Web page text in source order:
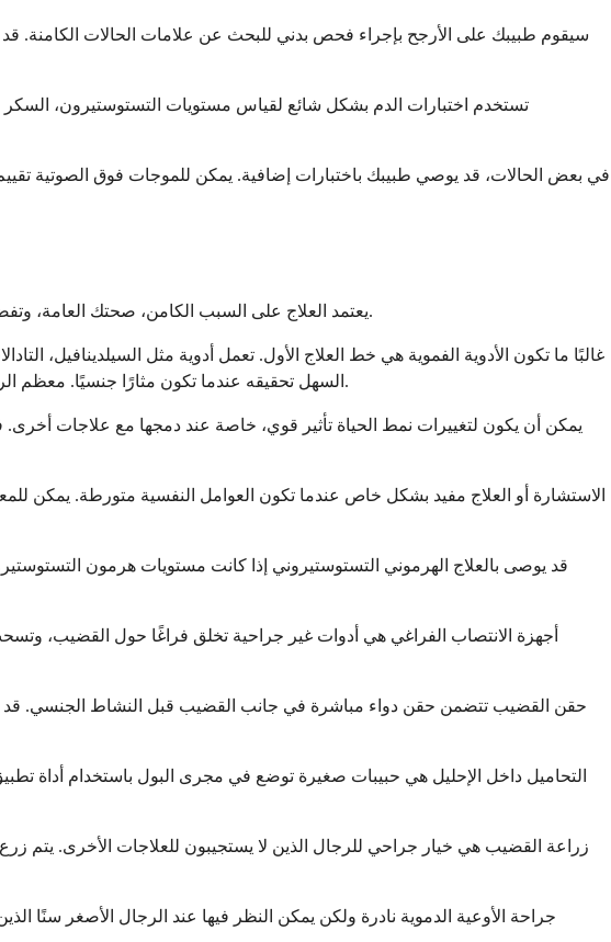
سيقوم طبيبك على الأرجح بإجراء فحص بدني للبحث عن علامات الحالات
تستخدم اختبارات الدم بشكل شائع لقياس مستويات التستوستيرون،
في بعض الحالات، قد يوصي طبيبك باختبارات إضافية. يمكن للموجات فوق الصوتية
يعتمد العلاج على السبب الكامن، صحتك العامة، وتفضيلاتك. الهدف هو استعادة الوظيفة الجنسية وتحسين نوعية حياتك. دعني أستعرض معك أكثر الخيارات شيوعًا وفعالية المتاحة.
غالبًا ما تكون الأدوية الفموية هي خط العلاج الأول. تعمل أدوية مثل السيلدينافيل،
السهل تحقيقه عندما تكون مثارًا جنسيًا. معظم الرجال يتحملون هذه الأدوية بشكل جيد، على الرغم من أنها ليست مناسبة للجميع، خاصة إذا كنت تتناول النترات لأمراض القلب.
يمكن أن يكون لتغييرات نمط الحياة تأثير قوي، خاصة عند دمجها مع علاجات أخرى.
الاستشارة أو العلاج مفيد بشكل خاص عندما تكون العوامل النفسية متورطة. يمكن
قد يوصى بالعلاج الهرموني التستوستيروني إذا كانت مستويات هرمون
أجهزة الانتصاب الفراغي هي أدوات غير جراحية تخلق فراغًا حول القضيب،
حقن القضيب تتضمن حقن دواء مباشرة في جانب القضيب قبل النشاط الجنسي. قد يبدو
التحاميل داخل الإحليل هي حبيبات صغيرة توضع في مجرى البول باستخدام أداة
زراعة القضيب هي خيار جراحي للرجال الذين لا يستجيبون للعلاجات الأخرى. يتم
جراحة الأوعية الدموية نادرة ولكن يمكن النظر فيها عند الرجال الأصغر سنًا